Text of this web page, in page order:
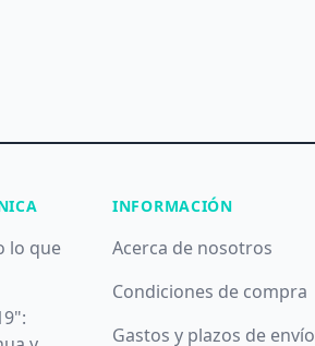
lo que
INFORMACIÓN
Acerca de nosotros
Condiciones de compra
Gastos y plazos de envío